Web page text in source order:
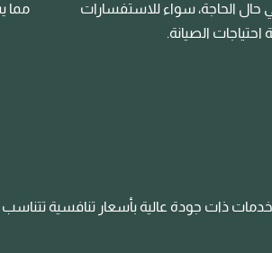
الحاجة، سواء للاستفسارات
احتياجات الصيانة.
مما
ذات جودة عالية بأسعار تنافسية تتناسب